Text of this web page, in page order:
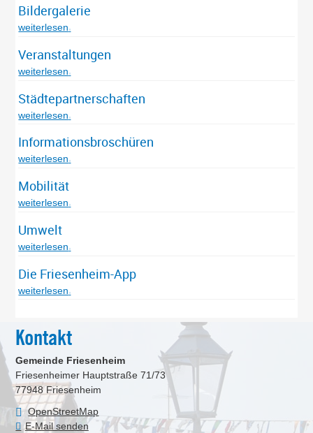
Bildergalerie
weiterlesen
Veranstaltungen
weiterlesen
Städtepartnerschaften
weiterlesen
Informationsbroschüren
weiterlesen
Mobilität
weiterlesen
Umwelt
weiterlesen
Die Friesenheim-App
weiterlesen
Kontakt
Gemeinde Friesenheim
Friesenheimer Hauptstraße 71/73
77948 Friesenheim
OpenStreetMap
E-Mail senden